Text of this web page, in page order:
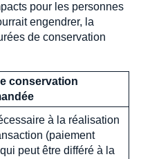
pour les personnes
engendrer, la
de conservation
conservation
à la réalisation
(paiement
peut être différé à la